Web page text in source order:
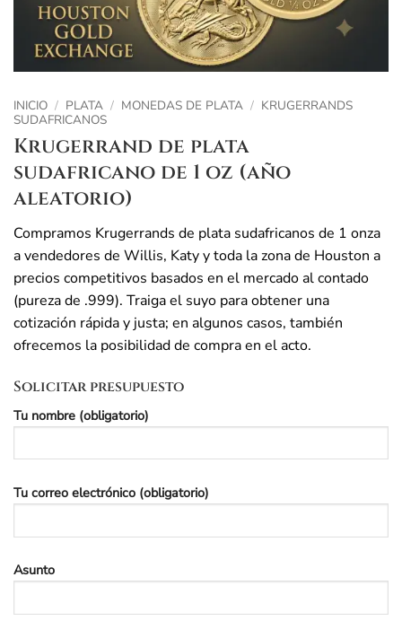
INICIO / PLATA / MONEDAS DE PLATA / KRUGERRANDS
SUDAFRICANOS
Krugerrand de plata
sudafricano de 1 oz (año
aleatorio)
Compramos Krugerrands de plata sudafricanos de 1 onza
a vendedores de Willis, Katy y toda la zona de Houston a
precios competitivos basados en el mercado al contado
(pureza de .999). Traiga el suyo para obtener una
cotización rápida y justa; en algunos casos, también
ofrecemos la posibilidad de compra en el acto.
Solicitar presupuesto
Tu nombre (obligatorio)
Tu correo electrónico (obligatorio)
Asunto